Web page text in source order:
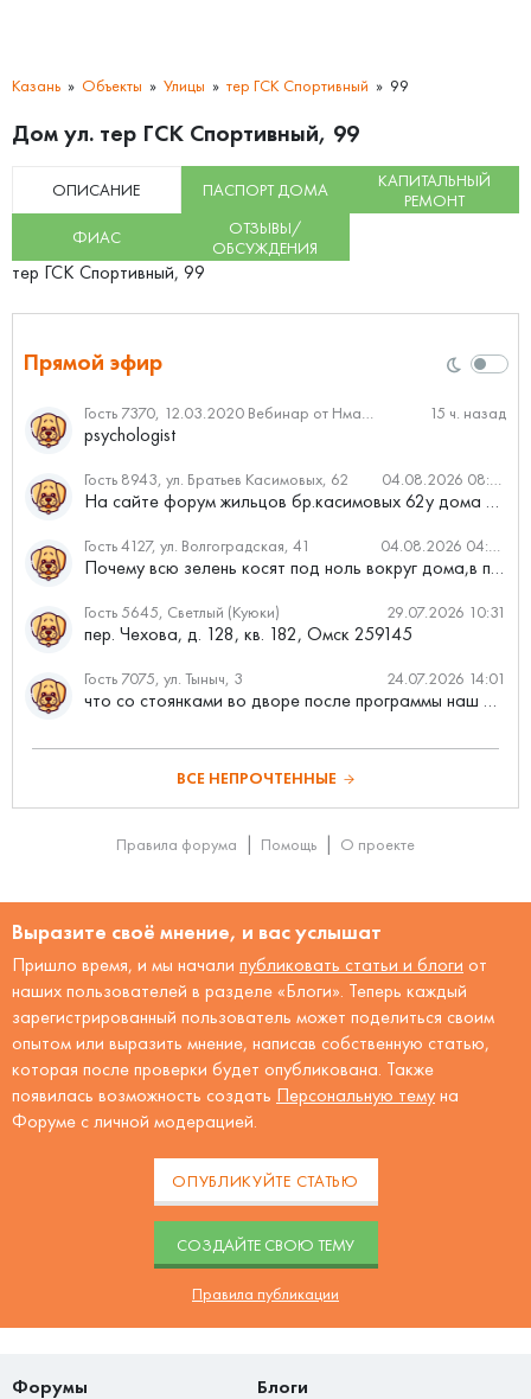
Казань Объекты Улицы тер ГСК Спортивный 99
Дом ул. тер ГСК Спортивный, 99
ОПИСАНИЕ ПАСПОРТ ДОМА
КАПИТАЛЬНЫЙ
РЕМОНТ
ФИАС
ОТЗЫВЫ/
ОБСУЖДЕНИЯ
тер ГСК Спортивный, 99
Прямой эфир
Гость 7370, 12.03.2020 Вебинар от Нмаркет.ПРО: «Актуальное об ипотеке: что нужно знать» 15 ч. назад
psychologist
Гость 8943, ул. Братьев Касимовых, 62 04.08.2026 08:34
На сайте форум жильцов бр.касимовых 62у дома растут красивые...
Гость 4127, ул. Волгоградская, 41 04.08.2026 04:46
Почему всю зелень косят под ноль вокруг дома,в полисадниках....
Гость 5645, Светлый (Куюки) 29.07.2026 10:31
пер. Чехова, д. 128, кв. 182, Омск 259145
Гость 7075, ул. Тыныч, 3 24.07.2026 14:01
что со стоянками во дворе после программы наш двор
ВСЕ НЕПРОЧТЕННЫЕ
Правила форума Помощь О проекте
Выразите своё мнение, и вас услышат
Пришло время, и мы начали публиковать статьи и блоги от
наших пользователей в разделе «Блоги». Теперь каждый
зарегистрированный пользователь может поделиться своим
опытом или выразить мнение, написав собственную статью,
которая после проверки будет опубликована. Также
появилась возможность создать Персональную тему на
Форуме с личной модерацией.
ОПУБЛИКУЙТЕ СТАТЬЮ
CОЗДАЙТЕ СВОЮ ТЕМУ
Правила публикации
Форумы Блоги